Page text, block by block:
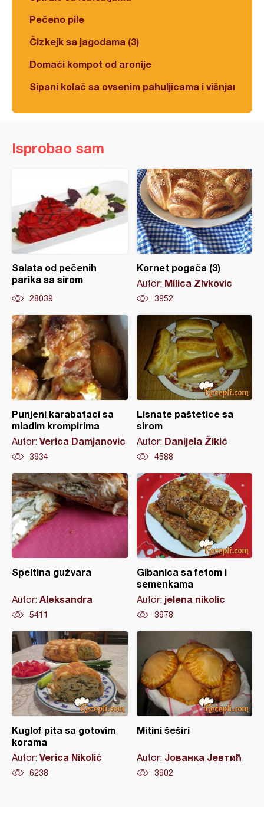
Pečeno pile
Čizkejk sa jagodama (3)
Domaći kompot od aronije
Sipani kolač sa ovsenim pahuljicama i višnjama
Isprobao sam
Salata od pečenih
parika sa sirom
28039
Kornet pogača (3)
Autor: Milica Zivkovic
3952
Punjeni karabataci sa
mladim krompirima
Autor: Verica Damjanovic
3934
Lisnate paštetice sa
sirom
Autor: Danijela Žikić
4588
Speltina gužvara
Autor: Aleksandra
5411
Gibanica sa fetom i
semenkama
Autor: jelena nikolic
3978
Kuglof pita sa gotovim
korama
Autor: Verica Nikolić
6238
Mitini šeširi
Autor: Јованка Јевтић
3902